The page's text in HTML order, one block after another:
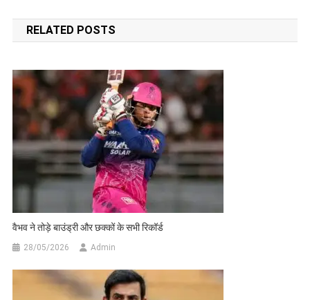
navigation
RELATED POSTS
वैभव ने तोड़े बाउंड्री और छक्कों के सभी रिकॉर्ड
28/05/2026 Admin